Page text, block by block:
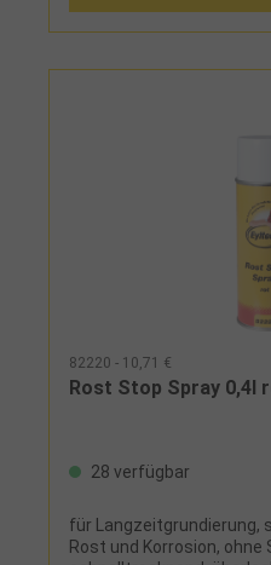
82220 - 10,71 €
Rost Stop Spray 0,4l
28 verfügbar
für Langzeitgrundierung,
Rost und Korrosion,